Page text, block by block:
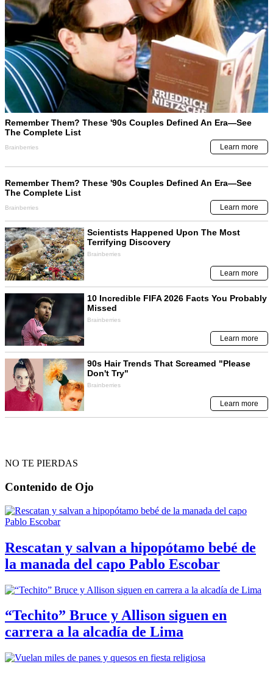
NO TE PIERDAS
Contenido de Ojo
Rescatan y salvan a hipopótamo bebé de
la manada del capo Pablo Escobar
“Techito” Bruce y Allison siguen en
carrera a la alcadía de Lima